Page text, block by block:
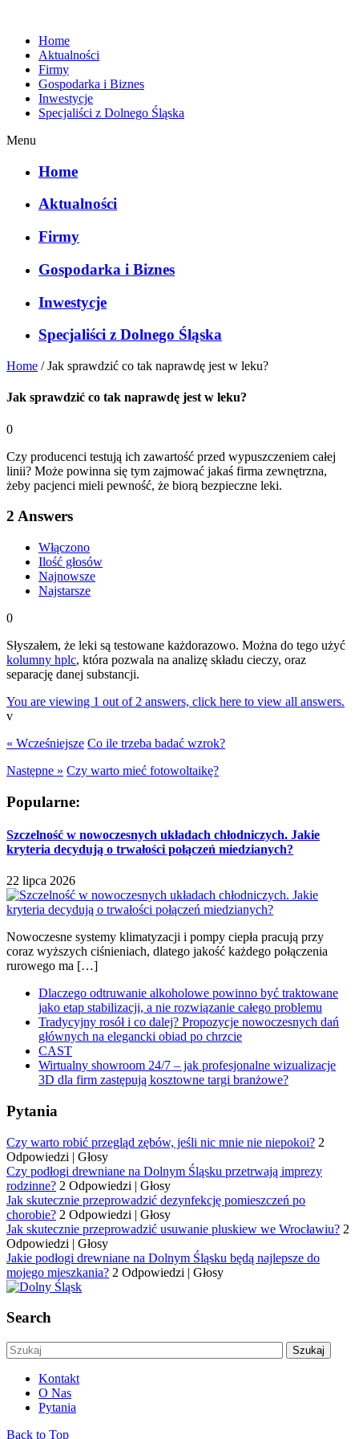
Home
Aktualności
Firmy
Gospodarka i Biznes
Inwestycje
Specjaliści z Dolnego Śląska
Menu
Home
Aktualności
Firmy
Gospodarka i Biznes
Inwestycje
Specjaliści z Dolnego Śląska
Home /Jak sprawdzić co tak naprawdę jest w leku?
Jak sprawdzić co tak naprawdę jest w leku?
0
Czy producenci testują ich zawartość przed wypuszczeniem całej
linii? Może powinna się tym zajmować jakaś firma zewnętrzna,
żeby pacjenci mieli pewność, że biorą bezpieczne leki.
2 Answers
Włączono
Ilość głosów
Najnowsze
Najstarsze
0
Słyszałem, że leki są testowane każdorazowo. Można do tego użyć
kolumny hplc, która pozwala na analizę składu cieczy, oraz
separację danej substancji.
You are viewing 1 out of 2 answers, click here to view all answers.
v
« Wcześniejsze Co ile trzeba badać wzrok?
Następne » Czy warto mieć fotowoltaikę?
Popularne:
Szczelność w nowoczesnych układach chłodniczych. Jakie
kryteria decydują o trwałości połączeń miedzianych?
22 lipca 2026
Nowoczesne systemy klimatyzacji i pompy ciepła pracują przy
coraz wyższych ciśnieniach, dlatego jakość każdego połączenia
rurowego ma […]
Dlaczego odtruwanie alkoholowe powinno być traktowane
jako etap stabilizacji, a nie rozwiązanie całego problemu
Tradycyjny rosół i co dalej? Propozycje nowoczesnych dań
głównych na elegancki obiad po chrzcie
CAST
Wirtualny showroom 24/7 – jak profesjonalne wizualizacje
3D dla firm zastępują kosztowne targi branżowe?
Pytania
Czy warto robić przegląd zębów, jeśli nic mnie nie niepokoi? 2
Odpowiedzi | Głosy
Czy podłogi drewniane na Dolnym Śląsku przetrwają imprezy
rodzinne? 2 Odpowiedzi | Głosy
Jak skutecznie przeprowadzić dezynfekcję pomieszczeń po
chorobie? 2 Odpowiedzi | Głosy
Jak skutecznie przeprowadzić usuwanie pluskiew we Wrocławiu? 2
Odpowiedzi | Głosy
Jakie podłogi drewniane na Dolnym Śląsku będą najlepsze do
mojego mieszkania? 2 Odpowiedzi | Głosy
Search
Kontakt
O Nas
Pytania
Back to Top